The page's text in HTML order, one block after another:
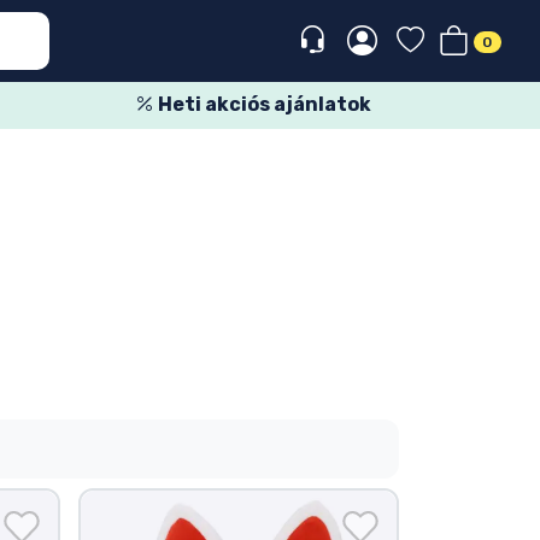
0
Heti akciós ajánlatok